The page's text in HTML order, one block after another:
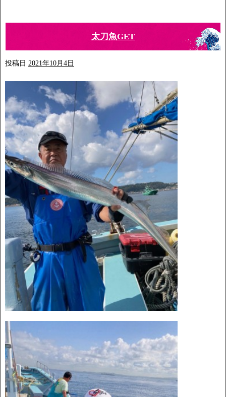
太刀魚GET
投稿日 2021年10月4日